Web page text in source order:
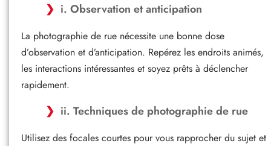
i. Observation et anticipation
La photographie de rue nécessite une bonne dose
d’observation et d’anticipation. Repérez les endroits animés,
les interactions intéressantes et soyez prêts à déclencher
rapidement.
ii. Techniques de photographie de rue
Utilisez des focales courtes pour vous rapprocher du sujet et